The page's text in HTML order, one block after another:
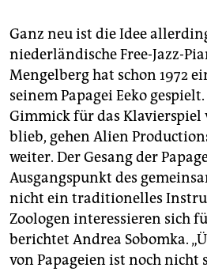
Ganz neu ist die Idee
niederländische Free-Jazz-
Mengelberg hat schon 1972
seinem Papagei Eeko
Gimmick für das Klavierspiel
blieb, gehen Alien
weiter. Der Gesang der
Ausgangspunkt des
nicht ein traditionelles
Zoologen interessieren sich
berichtet Andrea Sobomka.
von Papageien ist noch nicht